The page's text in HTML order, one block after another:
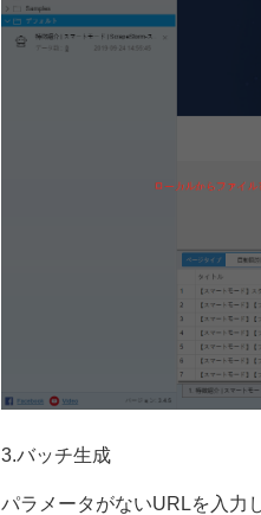
3.バッチ生成
パラメータがないURLを入力